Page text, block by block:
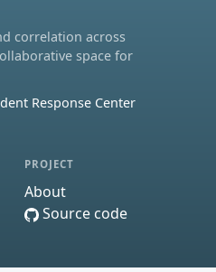
correlation across
space for
Response Center
PROJECT
About
Source code